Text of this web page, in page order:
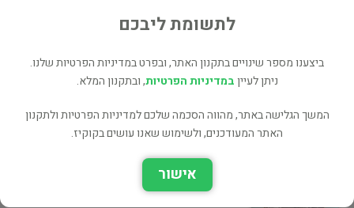
רכישה ישירה
הקאמרי של תל אביב
לתשומת ליבכם
ביצענו מספר שינויים בתקנון האתר, ובפרט במדיניות הפרטיות שלנו.
ניתן לעייןבמדיניות הפרטיות, ובתקנון המלא.
המשך הגלישה באתר, מהווה הסכמה שלכם למדיניות הפרטיות ולתקנון
האתר המעודכנים, ולשימוש שאנו עושים בקוקיז.
אישור